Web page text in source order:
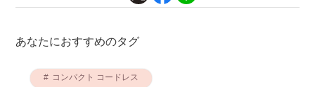
あなたにおすすめのタグ
コンパクト コードレス